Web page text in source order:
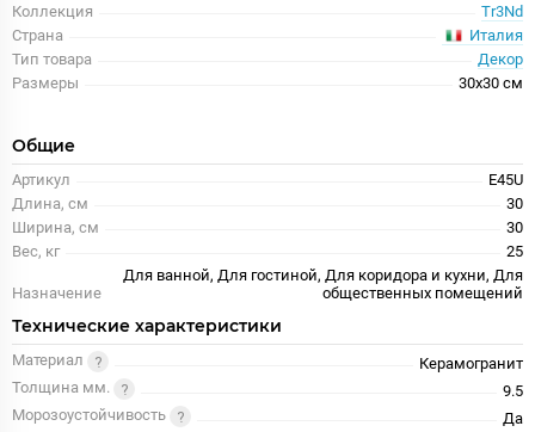
Коллекция
Tr3Nd
Страна
Италия
Тип товара
Декор
Размеры
30x30 см
Общие
Артикул
E45U
Длина, см
30
Ширина, см
30
Вес, кг
25
Назначение
Для ванной, Для гостиной, Для коридора и кухни, Для
общественных помещений
Технические характеристики
Материал
Керамогранит
Толщина мм.
9.5
Морозоустойчивость
Да